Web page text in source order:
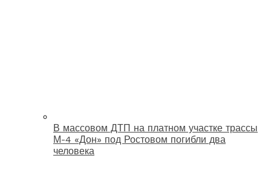
В массовом ДТП на платном участке трассы
М-4 «Дон» под Ростовом погибли два
человека